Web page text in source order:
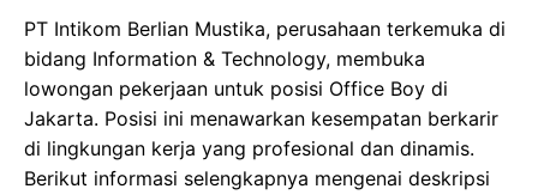
PT Intikom Berlian Mustika, perusahaan terkemuka di
bidang Information & Technology, membuka
lowongan pekerjaan untuk posisi Office Boy di
Jakarta. Posisi ini menawarkan kesempatan berkarir
di lingkungan kerja yang profesional dan dinamis.
Berikut informasi selengkapnya mengenai deskripsi